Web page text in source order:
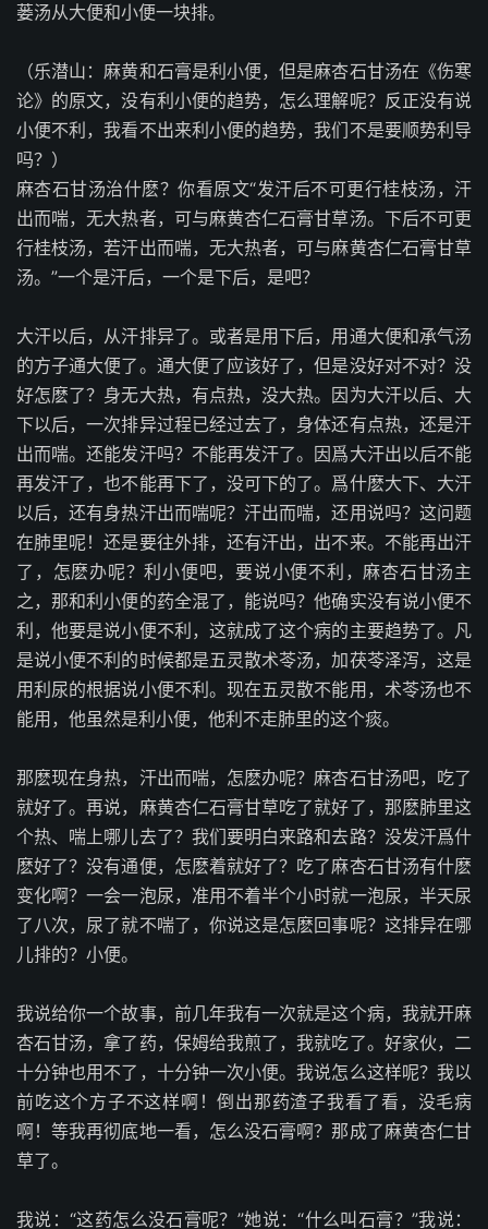
蒌汤从大便和小便一块排。
（乐潜山：麻黄和石膏是利小便，但是麻杏石甘汤在《伤寒
论》的原文，没有利小便的趋势，怎么理解呢？反正没有说
小便不利，我看不出来利小便的趋势，我们不是要顺势利导
吗？）
麻杏石甘汤治什麽？你看原文“发汗后不可更行桂枝汤，汗
出而喘，无大热者，可与麻黄杏仁石膏甘草汤。下后不可更
行桂枝汤，若汗出而喘，无大热者，可与麻黄杏仁石膏甘草
汤。”一个是汗后，一个是下后，是吧？
大汗以后，从汗排异了。或者是用下后，用通大便和承气汤
的方子通大便了。通大便了应该好了，但是没好对不对？没
好怎麽了？身无大热，有点热，没大热。因为大汗以后、大
下以后，一次排异过程已经过去了，身体还有点热，还是汗
出而喘。还能发汗吗？不能再发汗了。因爲大汗出以后不能
再发汗了，也不能再下了，没可下的了。爲什麽大下、大汗
以后，还有身热汗出而喘呢？汗出而喘，还用说吗？这问题
在肺里呢！还是要往外排，还有汗出，出不来。不能再出汗
了，怎麽办呢？利小便吧，要说小便不利，麻杏石甘汤主
之，那和利小便的药全混了，能说吗？他确实没有说小便不
利，他要是说小便不利，这就成了这个病的主要趋势了。凡
是说小便不利的时候都是五灵散术苓汤，加茯苓泽泻，这是
用利尿的根据说小便不利。现在五灵散不能用，术苓汤也不
能用，他虽然是利小便，他利不走肺里的这个痰。
那麽现在身热，汗出而喘，怎麽办呢？麻杏石甘汤吧，吃了
就好了。再说，麻黄杏仁石膏甘草吃了就好了，那麽肺里这
个热、喘上哪儿去了？我们要明白来路和去路？没发汗爲什
麽好了？没有通便，怎麽着就好了？吃了麻杏石甘汤有什麽
变化啊？一会一泡尿，准用不着半个小时就一泡尿，半天尿
了八次，尿了就不喘了，你说这是怎麽回事呢？这排异在哪
儿排的？小便。
我说给你一个故事，前几年我有一次就是这个病，我就开麻
杏石甘汤，拿了药，保姆给我煎了，我就吃了。好家伙，二
十分钟也用不了，十分钟一次小便。我说怎么这样呢？我以
前吃这个方子不这样啊！倒出那药渣子我看了看，没毛病
啊！等我再彻底地一看，怎么没石膏啊？那成了麻黄杏仁甘
草了。
我说：“这药怎么没石膏呢？”她说：“什么叫石膏？”我说：